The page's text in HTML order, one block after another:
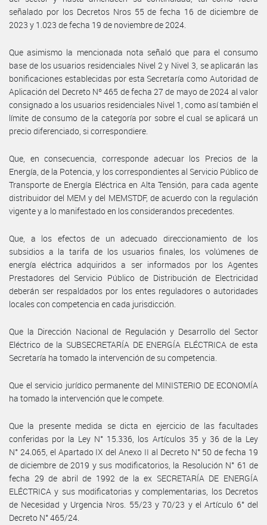
señalado por los Decretos Nros 55 de fecha 16 de diciembre de
2023 y 1.023 de fecha 19 de noviembre de 2024.
Que asimismo la mencionada nota señaló que para el consumo
base de los usuarios residenciales Nivel 2 y Nivel 3, se aplicarán las
bonificaciones establecidas por esta Secretaría como Autoridad de
Aplicación del Decreto Nº 465 de fecha 27 de mayo de 2024 al valor
consignado a los usuarios residenciales Nivel 1, como así también el
límite de consumo de la categoría por sobre el cual se aplicará un
precio diferenciado, si correspondiere.
Que, en consecuencia, corresponde adecuar los Precios de la
Energía, de la Potencia, y los correspondientes al Servicio Público de
Transporte de Energía Eléctrica en Alta Tensión, para cada agente
distribuidor del MEM y del MEMSTDF, de acuerdo con la regulación
vigente y a lo manifestado en los considerandos precedentes.
Que, a los efectos de un adecuado direccionamiento de los
subsidios a la tarifa de los usuarios finales, los volúmenes de
energía eléctrica adquiridos a ser informados por los Agentes
Prestadores del Servicio Público de Distribución de Electricidad
deberán ser respaldados por los entes reguladores o autoridades
locales con competencia en cada jurisdicción.
Que la Dirección Nacional de Regulación y Desarrollo del Sector
Eléctrico de la SUBSECRETARÍA DE ENERGÍA ELÉCTRICA de esta
Secretaría ha tomado la intervención de su competencia.
Que el servicio jurídico permanente del MINISTERIO DE ECONOMÍA
ha tomado la intervención que le compete.
Que la presente medida se dicta en ejercicio de las facultades
conferidas por la Ley N° 15.336, los Artículos 35 y 36 de la Ley
N° 24.065, el Apartado IX del Anexo II al Decreto N° 50 de fecha 19
de diciembre de 2019 y sus modificatorios, la Resolución N° 61 de
fecha 29 de abril de 1992 de la ex SECRETARÍA DE ENERGÍA
ELÉCTRICA y sus modificatorias y complementarias, los Decretos
de Necesidad y Urgencia Nros. 55/23 y 70/23 y el Artículo 6° del
Decreto N° 465/24.